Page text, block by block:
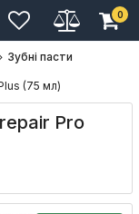
0
Зубні пасти
(75 мл)
Pro